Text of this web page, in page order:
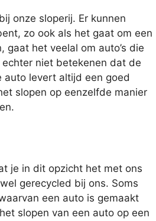
onze sloperij. Er kunnen
zo ook als het gaat om een
gaat het veelal om auto’s die
niet betekenen dat de
auto levert altijd een goed
slopen op eenzelfde manier
je in dit opzicht het met ons
gerecycled bij ons. Soms
een auto is gemaakt
slopen van een auto op een